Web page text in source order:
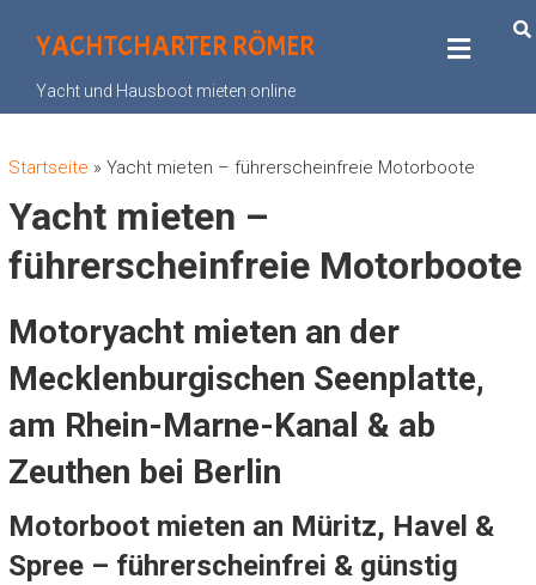
YACHTCHARTER RÖMER
Yacht und Hausboot mieten online
Startseite » Yacht mieten – führerscheinfreie Motorboote
Yacht mieten –
führerscheinfreie Motorboote
Motoryacht mieten an der
Mecklenburgischen Seenplatte,
am Rhein-Marne-Kanal & ab
Zeuthen bei Berlin
Motorboot mieten an Müritz, Havel &
Spree – führerscheinfrei & günstig